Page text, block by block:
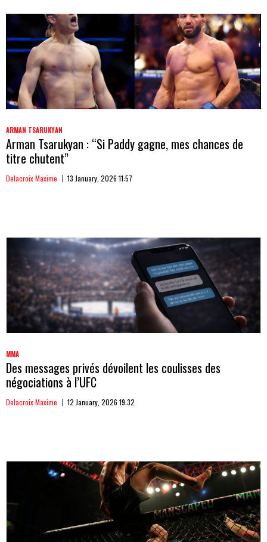
ARMAN TSARUKYAN
Arman Tsarukyan : “Si Paddy gagne, mes chances de
titre chutent”
Delacroix Maxime 13 January, 2026 11:57
MMA
Des messages privés dévoilent les coulisses des
négociations à l’UFC
Delacroix Maxime 12 January, 2026 19:32